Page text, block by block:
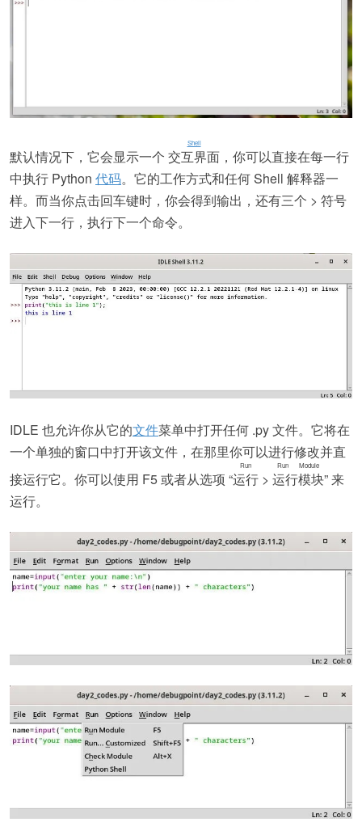
默认情况下，它会显示一个 交互界面
Shell
，你可以直接在每一行
中执行 Python 代码。它的工作方式和任何 Shell 解释器一
样。而当你点击回车键时，你会得到输出，还有三个 > 符号
进入下一行，执行下一个命令。
IDLE 也允许你从它的文件菜单中打开任何 .py 文件。它将在
一个单独的窗口中打开该文件，在那里你可以进行修改并直
接运行它。你可以使用 F5 或者从选项 “运行
Run
> 运行模块
Run Module
” 来
运行。